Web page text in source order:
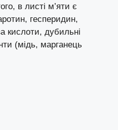
в листі м’яти є
гесперидин,
кислоти, дубильні
(мідь, марганець